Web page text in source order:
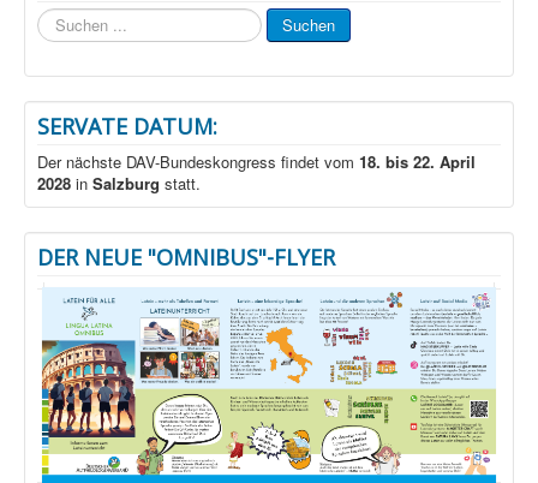
Suchen
...
Suchen
SERVATE DATUM:
Der nächste DAV-Bundeskongress findet vom 18. bis 22. April
2028 in Salzburg statt.
DER NEUE "OMNIBUS"-FLYER